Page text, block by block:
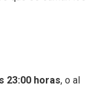
23:00 horas, o al